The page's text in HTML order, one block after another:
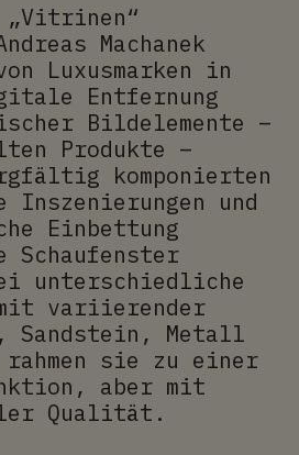
Machanek
Luxusmarken in
Entfernung
Bildelemente –
Produkte –
komponierten
Inszenierungen und
Einbettung
unterschiedliche
mit variierender
Sandstein, Metall
rahmen sie zu einer
aber mit
Qualität.